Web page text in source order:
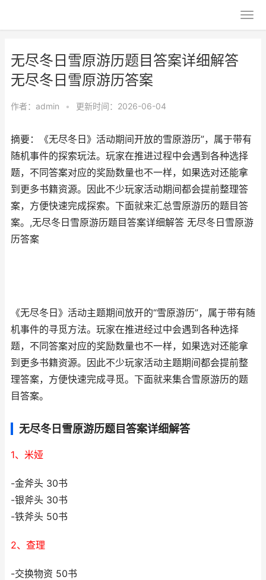
无尽冬日雪原游历题目答案详细解答
无尽冬日雪原游历答案
作者： admin • 更新时间：2026-06-04
摘要：《无尽冬日》活动期间开放的雪原游历”，属于带有
随机事件的探索玩法。玩家在推进过程中会遇到各种选择
题，不同答案对应的奖励数量也不一样，如果选对还能拿
到更多书籍资源。因此不少玩家活动期间都会提前整理答
案，方便快速完成探索。下面就来汇总雪原游历的题目答
案。,无尽冬日雪原游历题目答案详细解答 无尽冬日雪原游
历答案
《无尽冬日》活动主题期间放开的“雪原游历”，属于带有随
机事件的寻觅方法。玩家在推进经过中会遇到各种选择
题，不同答案对应的奖励数量也不一样，如果选对还能拿
到更多书籍资源。因此不少玩家活动主题期间都会提前整
理答案，方便快速完成寻觅。下面就来集合雪原游历的题
目答案。
无尽冬日雪原游历题目答案详细解答
1、米娅
-金斧头 30书
-银斧头 30书
-铁斧头 50书
2、查理
-交换物资 50书